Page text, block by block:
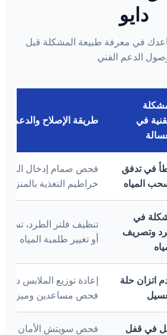
دايو
في معرفة طبيعة المشكلة قبل
الدعم الفني
في
طريقة الإصلاح والدعم
في تدفق
المياه
فحص صمام إدخال
خراطيم التغذية بالمنزل.
في
وتصريف
تنظيف فلتر الطرد،
أو تغيير طلمبة المياه
اتزان حلة
إعادة توزيع الملابس داخل
فحص مساعدين وميزان
في قفل
فحص سويتش الأمان